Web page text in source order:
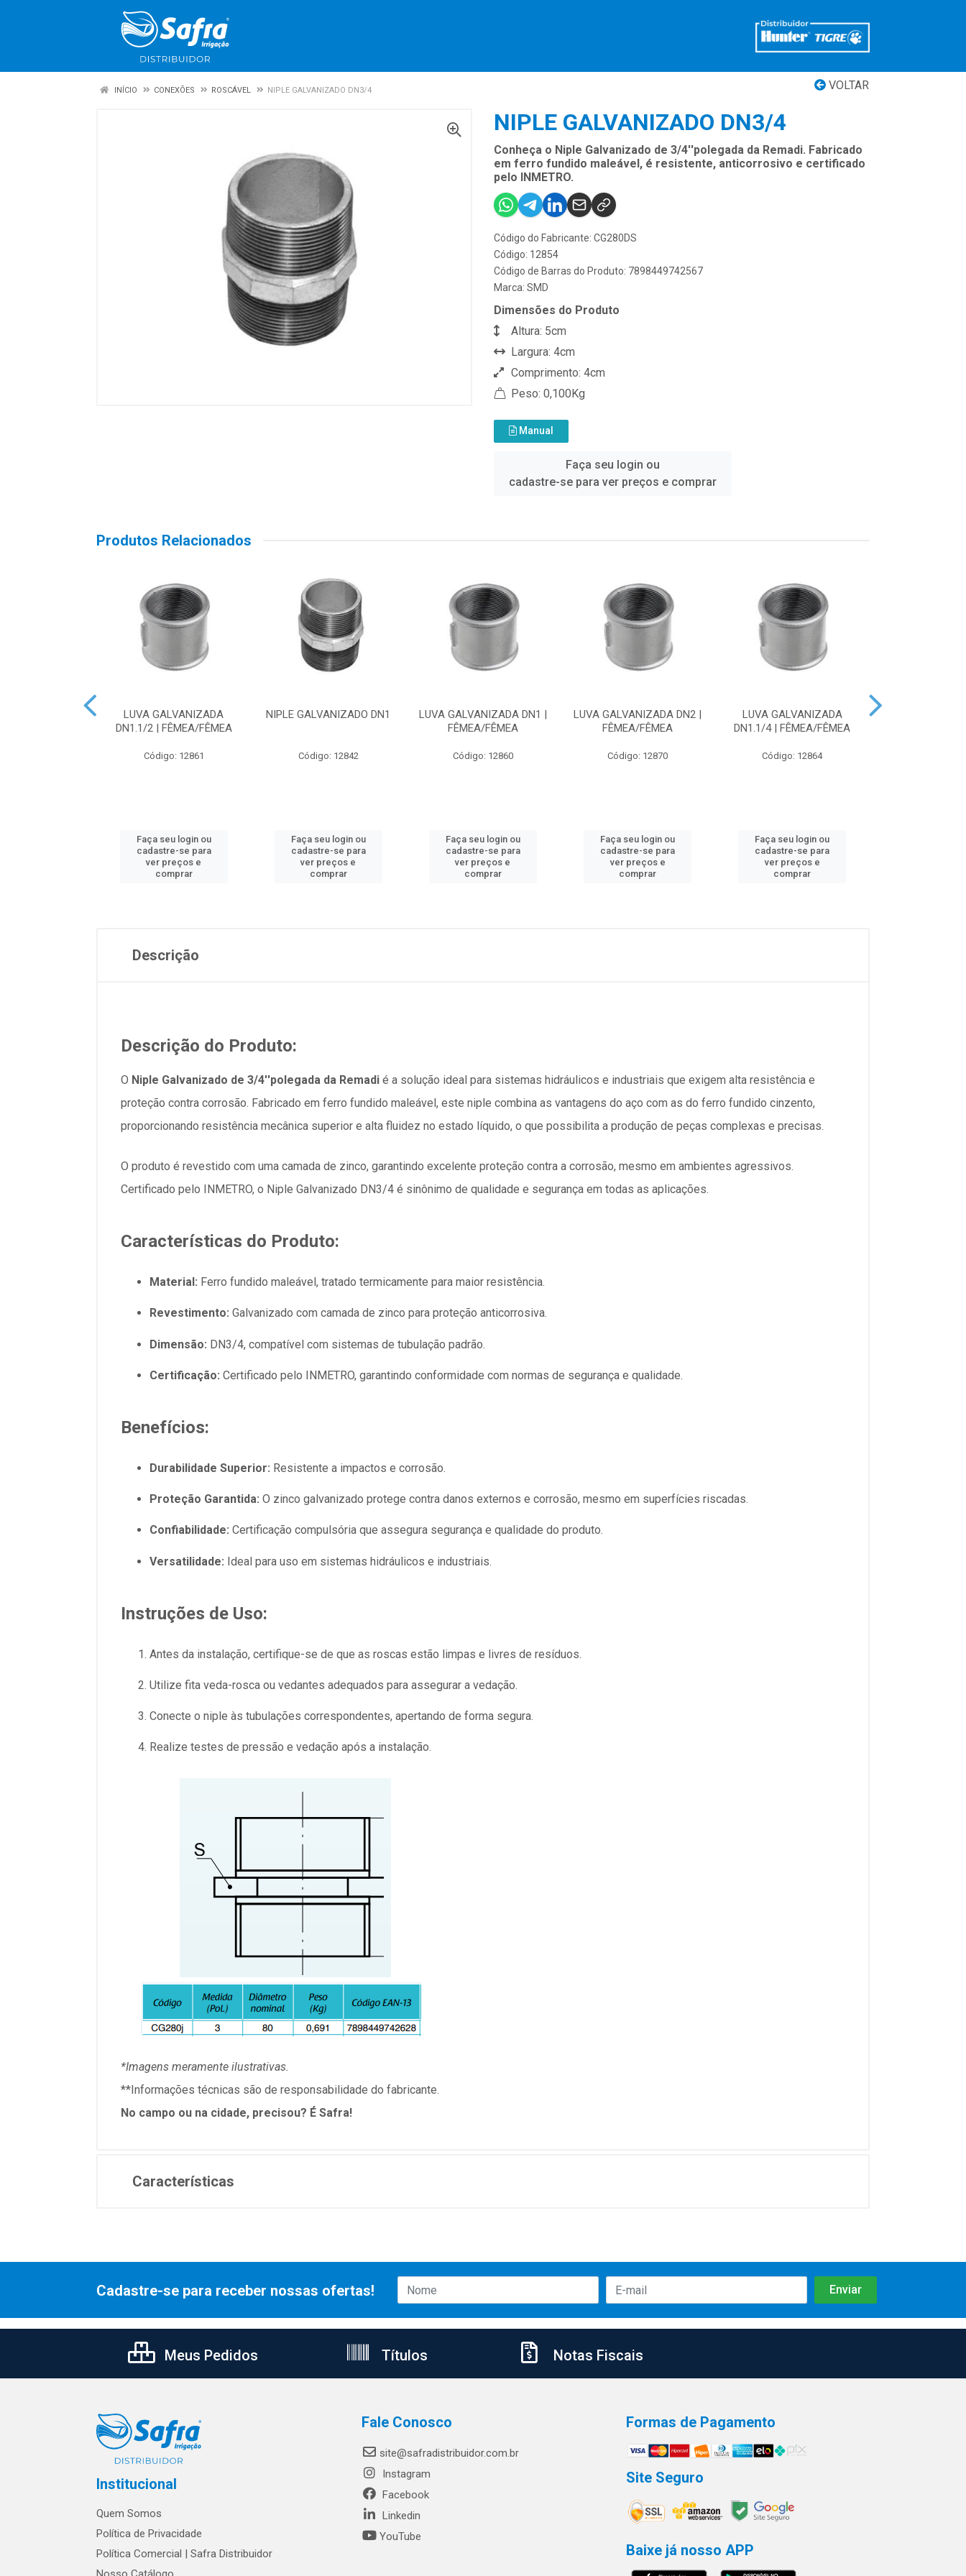
VOLTAR
INÍCIO CONEXÕES ROSCÁVEL NIPLE GALVANIZADO DN3/4
NIPLE GALVANIZADO DN3/4
Conheça o Niple Galvanizado de 3/4''polegada da Remadi. Fabricado
em ferro fundido maleável, é resistente, anticorrosivo e certificado
pelo INMETRO.
Código do Fabricante: CG280DS
Código: 12854
Código de Barras do Produto: 7898449742567
Marca: SMD
Dimensões do Produto
Altura: 5cm
Largura: 4cm
Comprimento: 4cm
Peso: 0,100Kg
Manual
Faça seu login ou
cadastre-se para ver preços e comprar
Produtos Relacionados
LUVA GALVANIZADA
DN1.1/2 | FÊMEA/FÊMEA
Código: 12861
Faça seu login ou
cadastre-se para
ver preços e
comprar
NIPLE GALVANIZADO DN1
Código: 12842
Faça seu login ou
cadastre-se para
ver preços e
comprar
LUVA GALVANIZADA DN1 |
FÊMEA/FÊMEA
Código: 12860
Faça seu login ou
cadastre-se para
ver preços e
comprar
LUVA GALVANIZADA DN2 |
FÊMEA/FÊMEA
Código: 12870
Faça seu login ou
cadastre-se para
ver preços e
comprar
LUVA GALVANIZADA
DN1.1/4 | FÊMEA/FÊMEA
Código: 12864
Faça seu login ou
cadastre-se para
ver preços e
comprar
Descrição
Descrição do Produto:
O Niple Galvanizado de 3/4''polegada da Remadi é a solução ideal para sistemas hidráulicos e industriais que exigem alta resistência e
proteção contra corrosão. Fabricado em ferro fundido maleável, este niple combina as vantagens do aço com as do ferro fundido cinzento,
proporcionando resistência mecânica superior e alta fluidez no estado líquido, o que possibilita a produção de peças complexas e precisas.
O produto é revestido com uma camada de zinco, garantindo excelente proteção contra a corrosão, mesmo em ambientes agressivos.
Certificado pelo INMETRO, o Niple Galvanizado DN3/4 é sinônimo de qualidade e segurança em todas as aplicações.
Características do Produto:
Material: Ferro fundido maleável, tratado termicamente para maior resistência.
Revestimento: Galvanizado com camada de zinco para proteção anticorrosiva.
Dimensão: DN3/4, compatível com sistemas de tubulação padrão.
Certificação: Certificado pelo INMETRO, garantindo conformidade com normas de segurança e qualidade.
Benefícios:
Durabilidade Superior: Resistente a impactos e corrosão.
Proteção Garantida: O zinco galvanizado protege contra danos externos e corrosão, mesmo em superfícies riscadas.
Confiabilidade: Certificação compulsória que assegura segurança e qualidade do produto.
Versatilidade: Ideal para uso em sistemas hidráulicos e industriais.
Instruções de Uso:
Antes da instalação, certifique-se de que as roscas estão limpas e livres de resíduos.
Utilize fita veda-rosca ou vedantes adequados para assegurar a vedação.
Conecte o niple às tubulações correspondentes, apertando de forma segura.
Realize testes de pressão e vedação após a instalação.
*Imagens meramente ilustrativas.
**Informações técnicas são de responsabilidade do fabricante.
No campo ou na cidade, precisou? É Safra!
Características
Cadastre-se para receber nossas ofertas!
Meus Pedidos Títulos Notas Fiscais
Institucional
Quem Somos
Política de Privacidade
Política Comercial | Safra Distribuidor
Fale Conosco
site@safradistribuidor.com.br
Instagram
Facebook
Linkedin
YouTube
Formas de Pagamento
Site Seguro
Baixe já nosso APP